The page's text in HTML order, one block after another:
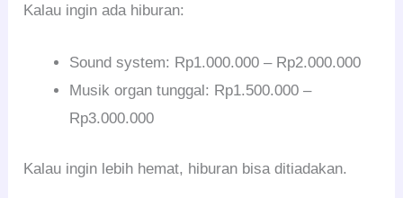
Kalau ingin ada hiburan:
Sound system: Rp1.000.000 – Rp2.000.000
Musik organ tunggal: Rp1.500.000 –
Rp3.000.000
Kalau ingin lebih hemat, hiburan bisa ditiadakan.